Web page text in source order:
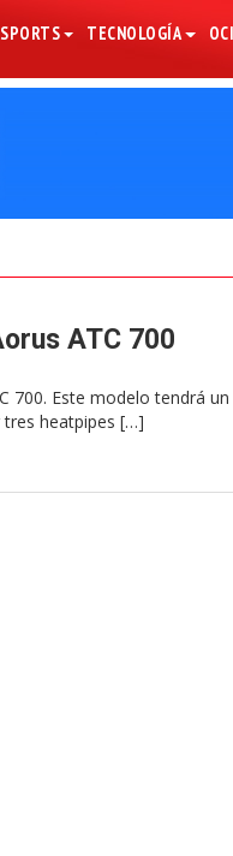
TECNOLOGÍA
ATC 700
700. Este modelo tendrá
heatpipes […]